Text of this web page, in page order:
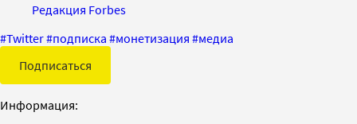
Редакция Forbes
#Twitter#подписка #монетизация #медиа
Подписаться
Информация: